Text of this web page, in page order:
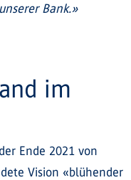
Bank.»
im
Ende 2021 von
Vision «blühender